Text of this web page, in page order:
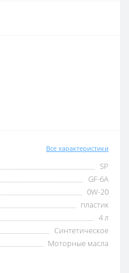
Все характеристики
SP
GF-6A
0W-20
пластик
4 л
Синтетическое
Моторные масла